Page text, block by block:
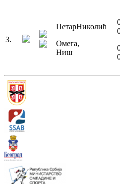
3.
ПетарНиколић
Омега,
Ниш